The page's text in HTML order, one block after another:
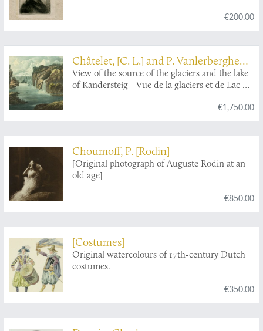
€200.00
Châtelet, [C. L.] and P. Vanlerberghe
and J. Merigot
View of the source of the glaciers and the lake
of Kandersteig - Vue de la glaciers et de Lac du
€1,750.00
Choumoff, P. [Rodin]
[Original photograph of Auguste Rodin at an
old age]
€850.00
[Costumes]
Original watercolours of 17th-century Dutch
costumes.
€350.00